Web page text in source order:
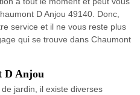
D Anjou 49140. Donc,
service et il ne vous reste plus
qui se trouve dans Chaumont
D Anjou
jardin, il existe diverses